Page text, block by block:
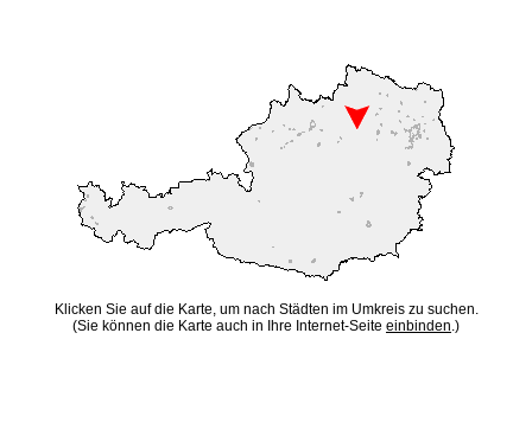
Klicken Sie auf die Karte, um nach Städten im Umkreis zu suchen.
(Sie können die Karte auch in Ihre Internet-Seite einbinden.)